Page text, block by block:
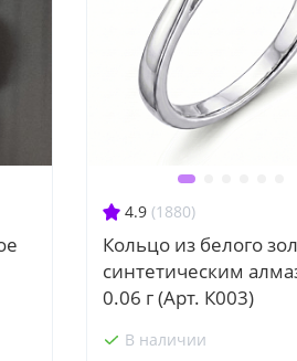
4.9 (1880)
Кольцо из белого
синтетическим
0.06 г (Арт. К003)
В наличии